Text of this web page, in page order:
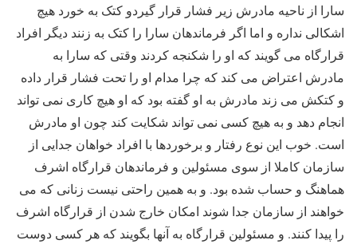
سارا از ناحیه مادرش زیر فشار قرار گیردو کتک به خورد هیچ
اشکالی نداره و اما اگر فرماندهان سارا را کتک به زنند دیگر افراد
قرارگاه می گویند که او را شکنجه کردند وقتی که سارا به
مادرش اعتراض می کند که چرا مدام او را تحت فشار قرار داده
و کتکش می زند مادرش به او گفته بود که او هیچ کاری نمی تواند
انجام دهد و به هیچ کسی نمی تواند شکایت کند چون او مادرش
است. خوب این نوع رفتار و برخوردها با افراد خواهان جدایی از
سازمان کاملا از سوی مسئولین و فرماندهان قرارگاه اشرف
هماهنگ و حساب شده بود. و به همین راحتی نیست زنانی که می
خواهند از سازمان جدا شوند امکان خارج شدن از قرارگاه اشرف
را پیدا کنند. و مسئولین قرارگاه به آنها بگویند که هر کسی دوست